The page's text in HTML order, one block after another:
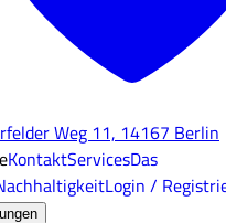
Weg 11, 14167 Berlin
KontaktServicesDas
Login /